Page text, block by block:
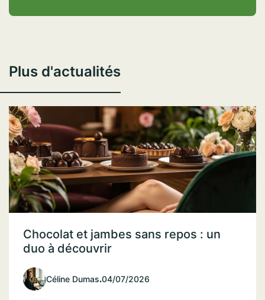
Plus d'actualités
Chocolat et jambes sans repos : un
duo à découvrir
Céline Dumas.04/07/2026